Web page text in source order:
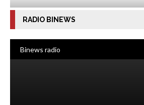
RADIO BINEWS